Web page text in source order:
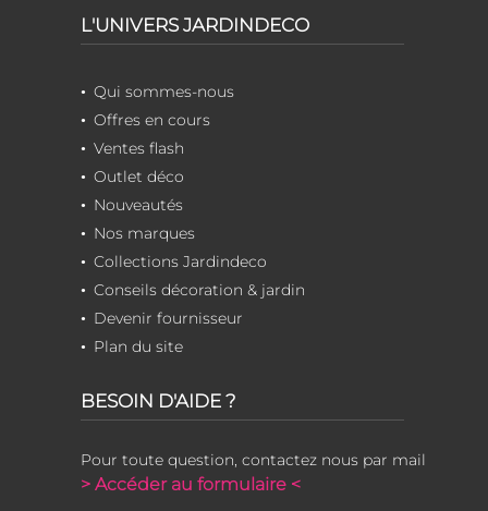
L'UNIVERS JARDINDECO
Qui sommes-nous
Offres en cours
Ventes flash
Outlet déco
Nouveautés
Nos marques
Collections Jardindeco
Conseils décoration & jardin
Devenir fournisseur
Plan du site
BESOIN D'AIDE ?
Pour toute question, contactez nous par mail
> Accéder au formulaire <